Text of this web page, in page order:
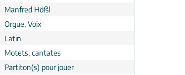
Manfred Hößl
Orgue, Voix
Latin
Motets, cantates
Partiton(s) pour jouer